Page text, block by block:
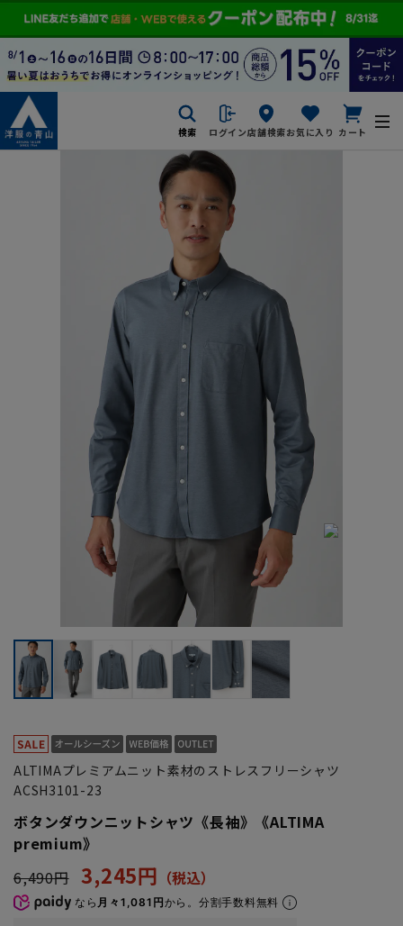
検索 ログイン店舗検索お気に入り カート
ALTIMAプレミアムニット素材のストレスフリーシャツ
ACSH3101-23
ボタンダウンニットシャツ《長袖》《ALTIMA
premium》
6,490円 3,245円
なら 月々1,081円から。分割手数料無料